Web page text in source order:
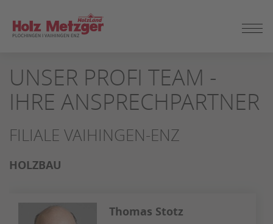
SEITENINHALT
SPRINGEN
UNSER PROFI TEAM -
IHRE ANSPRECHPARTNER
FILIALE VAIHINGEN-ENZ
HOLZBAU
Thomas Stotz